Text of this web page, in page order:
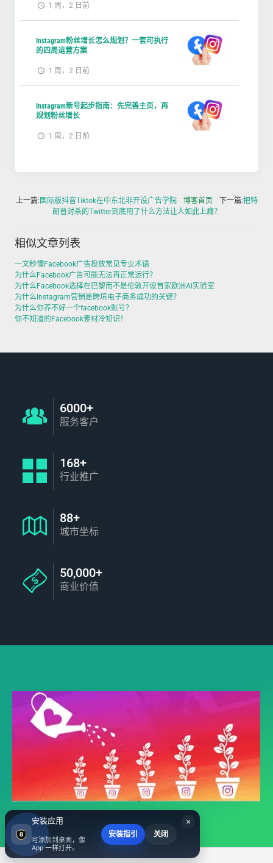
1 周，2 日前
Instagram粉丝增长怎么规划？一套可执行
的四周运营方案
1 周，2 日前
Instagram新号起步指南：先完善主页，再
规划粉丝增长
1 周，2 日前
上一篇: 国际版抖音Tiktok在中东北非开设广告学院 博客首页 下一篇:把特
朗普封杀的Twitter到底用了什么方法让人如此上瘾？
相似文章列表
一文秒懂Facebook广告投放常见专业术语
为什么Facebook广告可能无法再正常运行？
为什么Facebook选择在巴黎而不是伦敦开设首家欧洲AI实验室
为什么Instagram营销是跨境电子商务成功的关键？
为什么你养不好一个facebook账号？
你不知道的Facebook素材冷知识！
6000+
服务客户
168+
行业推广
88+
城市坐标
50,000+
商业价值
×
安装应用
可添加到桌面，像
App 一样打开。
安装指引 关闭